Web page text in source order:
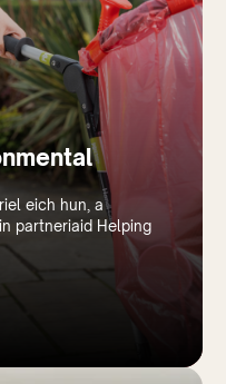
eich hun, a
partneriaid Helping